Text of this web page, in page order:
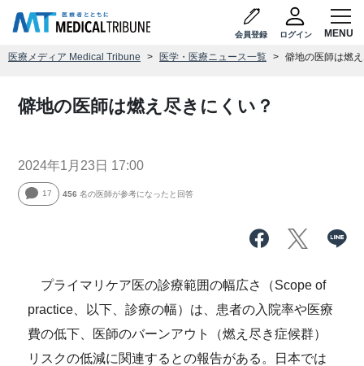
会員登録 ログイン
医療メディア Medical Tribune 医学・医療ニュース一覧 僻地の医師は燃
僻地の医師は燃え尽きにくい？
2024年1月23日 17:00
17 456 名の医師が参考になったと回答
プライマリケア医の診療範囲の幅広さ（Scope of
practice、以下、診療の幅）は、患者の入院率や医療
費の低下、医師のバーンアウト（燃え尽き症候群）
リスクの低減に関連するとの報告がある。日本では